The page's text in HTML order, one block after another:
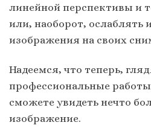
линейной перспективы и
или, наоборот,
изображения на своих
Надеемся, что теперь,
профессиональные
сможете увидеть нечто
изображение.